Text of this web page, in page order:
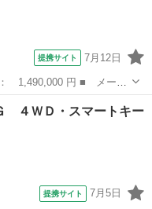
提携サイト 7月12日
グレード名： オリジ
ーシステム 禁煙 バッ
４ＷＤ・スマートキー
提携サイト 7月5日